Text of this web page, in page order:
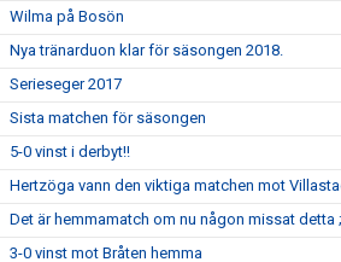
Wilma på Bosön
Nya tränarduon klar för säsongen 2018.
Serieseger 2017
Sista matchen för säsongen
5-0 vinst i derbyt!!
Hertzöga vann den viktiga matchen mot
Det är hemmamatch om nu någon missat detta
3-0 vinst mot Bråten hemma